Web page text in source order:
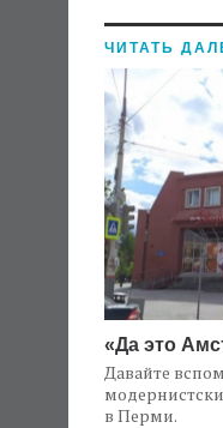
ЧИТАТЬ
«Да это
Давайте
в Перми.